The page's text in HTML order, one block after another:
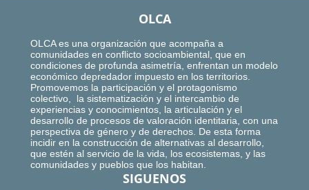
OLCA
OLCA es una organización que acompaña a
comunidades en conflicto socioambiental, que en
condiciones de profunda asimetría, enfrentan un modelo
económico depredador impuesto en los territorios.
Promovemos la participación y el protagonismo
colectivo, la sistematización y el intercambio de
experiencias y conocimientos, la articulación y el
desarrollo de procesos de valoración identitaria, con una
perspectiva de género y de derechos. De esta forma
incidir en la construcción de alternativas al desarrollo,
que estén al servicio de la vida, los ecosistemas, y las
comunidades y pueblos que los habitan.
SIGUENOS